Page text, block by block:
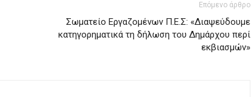
Επόμενο άρθρο
Σωματείο Εργαζομένων Π.Ε.Σ: «Διαψεύδουμε
κατηγορηματικά τη δήλωση του Δημάρχου περί
εκβιασμών»